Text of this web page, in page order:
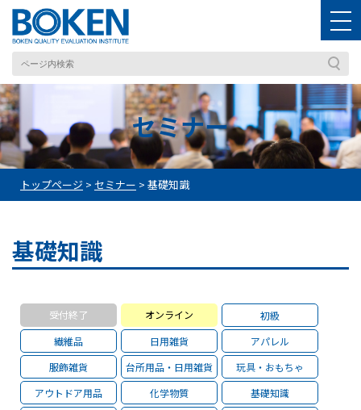
セミナー
トップページ > セミナー > 基礎知識
基礎知識
受付終了 オンライン
初級
繊維品
日用雑貨
アパレル
服飾雑貨
台所用品・日用雑貨
玩具・おもちゃ
アウトドア用品
化学物質
基礎知識